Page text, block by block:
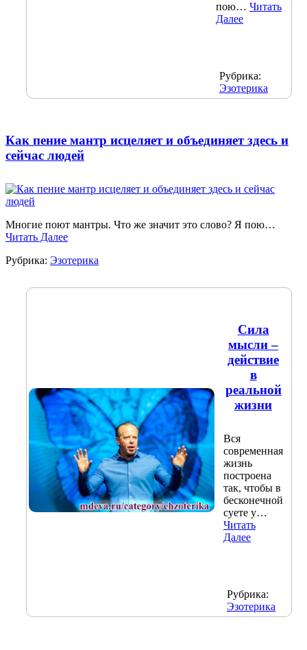
пою… Читать
Далее
Рубрика:
Эзотерика
Как пение мантр исцеляет и объединяет здесь и
сейчас людей
Многие поют мантры. Что же значит это слово? Я пою…
Читать Далее
Рубрика: Эзотерика
Сила
мысли –
действие
в
реальной
жизни
Вся
современная
жизнь
построена
так, чтобы в
бесконечной
суете у…
Читать
Далее
Рубрика:
Эзотерика